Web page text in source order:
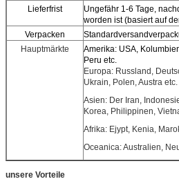
Lieferfrist
Ungefähr 1-6 Tage,
worden ist (basiert auf
Verpacken
Hauptmärkte
Amerika: USA,
Peru etc.
Europa: Russland,
Ukrain, Polen, Austra etc.
Asien: Der Iran,
Korea, Philippinen,
Afrika: Ejypt, Kenia,
Oceanica: Australien,
unsere Vorteile